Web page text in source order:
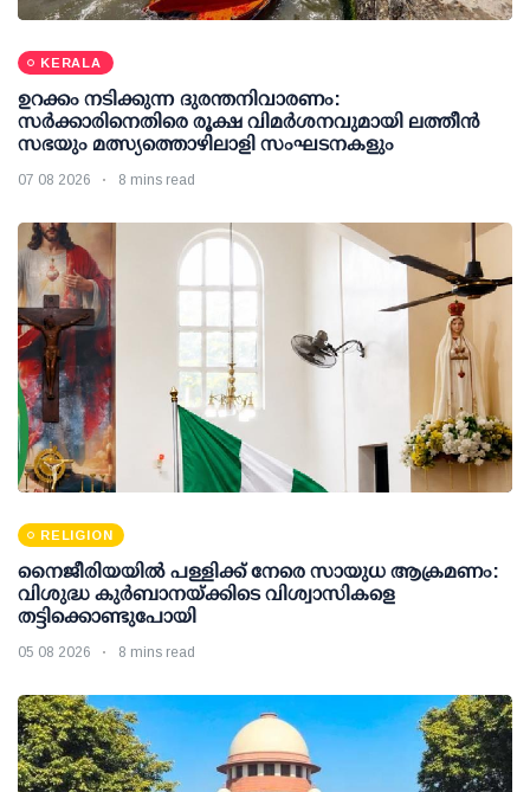
KERALA
ഉറക്കം നടിക്കുന്ന ദുരന്തനിവാരണം:
സര്‍ക്കാരിനെതിരെ രൂക്ഷ വിമര്‍ശനവുമായി ലത്തീന്‍
സഭയും മത്സ്യത്തൊഴിലാളി സംഘടനകളും
07 08 2026 8 mins read
RELIGION
നൈജീരിയയിൽ പള്ളിക്ക് നേരെ സായുധ ആക്രമണം:
വിശുദ്ധ കുർബാനയ്ക്കിടെ വിശ്വാസികളെ
തട്ടിക്കൊണ്ടുപോയി
05 08 2026 8 mins read